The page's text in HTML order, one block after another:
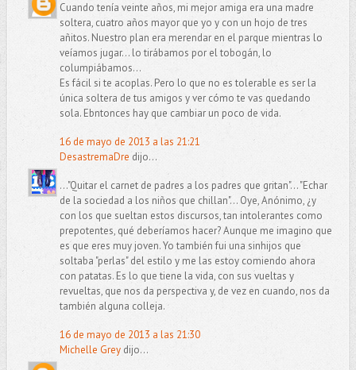
Cuando tenía veinte años, mi mejor amiga era una madre
soltera, cuatro años mayor que yo y con un hojo de tres
añitos. Nuestro plan era merendar en el parque mientras lo
veíamos jugar... lo tirábamos por el tobogán, lo
columpiábamos...
Es fácil si te acoplas. Pero lo que no es tolerable es ser la
única soltera de tus amigos y ver cómo te vas quedando
sola. Ebntonces hay que cambiar un poco de vida.
16 de mayo de 2013 a las 21:21
DesastremaDre dijo...
..."Quitar el carnet de padres a los padres que gritan"... "Echar
de la sociedad a los niños que chillan"... Oye, Anónimo, ¿y
con los que sueltan estos discursos, tan intolerantes como
prepotentes, qué deberíamos hacer? Aunque me imagino que
es que eres muy joven. Yo también fui una sinhijos que
soltaba "perlas" del estilo y me las estoy comiendo ahora
con patatas. Es lo que tiene la vida, con sus vueltas y
revueltas, que nos da perspectiva y, de vez en cuando, nos da
también alguna colleja.
16 de mayo de 2013 a las 21:30
Michelle Greydijo...